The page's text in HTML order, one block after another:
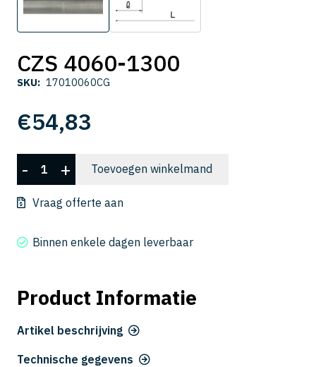
CZS 4060-1300
SKU: 17010060CG
€54,83
4060-
1300
- + Toevoegen winkelmand
Vraag offerte aan
Binnen enkele dagen leverbaar
Product Informatie
Artikel beschrijving
Technische gegevens